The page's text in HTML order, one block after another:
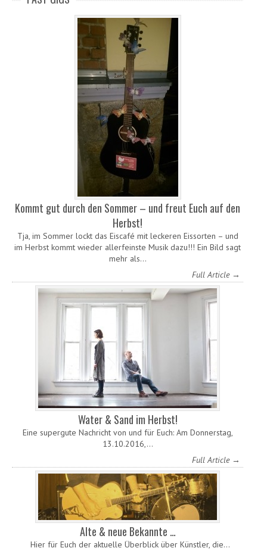
Kommt gut durch den Sommer – und freut Euch auf den
Herbst!
Tja, im Sommer lockt das Eiscafé mit leckeren Eissorten – und
im Herbst kommt wieder allerfeinste Musik dazu!!! Ein Bild sagt
mehr als…
Full Article →
Water & Sand im Herbst!
Eine supergute Nachricht von und für Euch: Am Donnerstag,
13.10.2016,…
Full Article →
Alte & neue Bekannte …
Hier für Euch der aktuelle Überblick über Künstler, die…